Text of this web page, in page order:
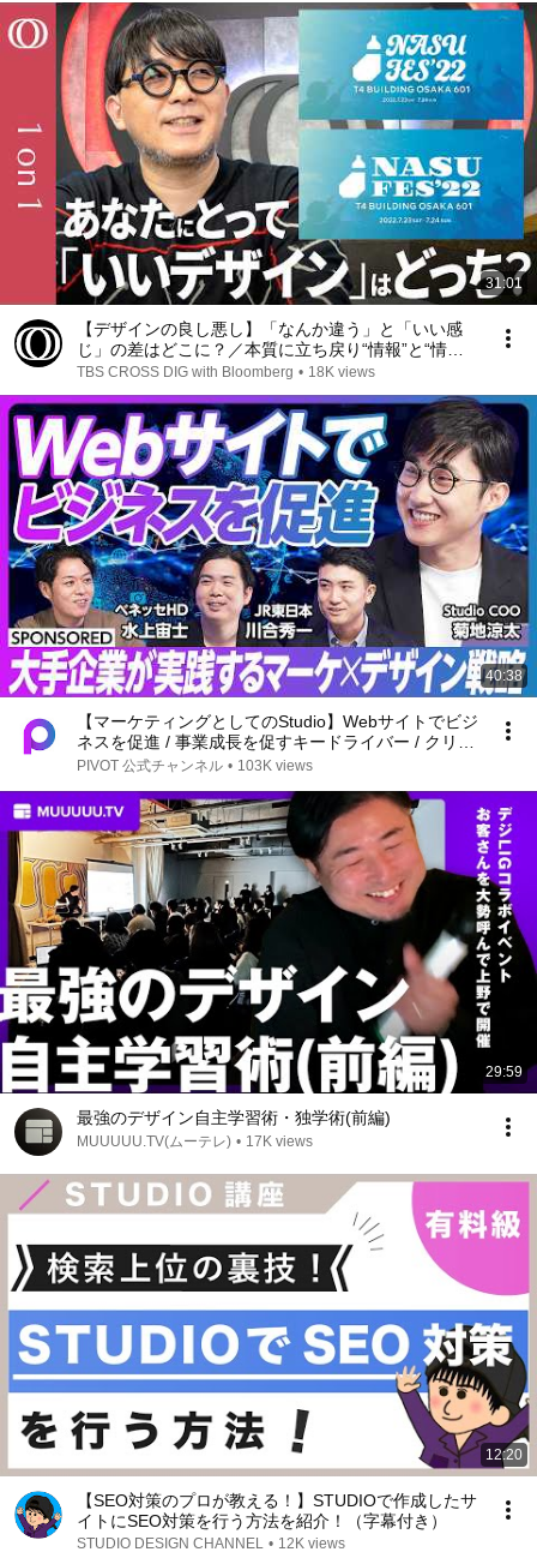
31:01
【デザインの良し悪し】「なんか違う」と「いい感
じ」の差はどこに？／本質に立ち戻り“情報”と“情
緒”に注目すれば感覚論から脱却できる／元任天堂デ
TBS CROSS DIG with Bloomberg • 18K views
40:38
【マーケティングとしてのStudio】Webサイトでビジ
ネスを促進 / 事業成長を促すキードライバー / クリエ
イティブ / 大手企業導入
PIVOT 公式チャンネル • 103K views
29:59
最強のデザイン自主学習術・独学術(前編)
MUUUUU.TV(ムーテレ) • 17K views
12:20
【SEO対策のプロが教える！】STUDIOで作成したサ
イトにSEO対策を行う方法を紹介！（字幕付き）
STUDIO DESIGN CHANNEL • 12K views